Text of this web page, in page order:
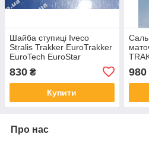
Шайба ступиці Iveco
Stralis Trakker EuroTrakker
EuroTech EuroStar
830 ₴
Купити
980
Про нас